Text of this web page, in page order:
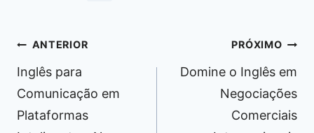
Navegação
de
Post
ANTERIOR
Inglês para
Comunicação em
Plataformas
PRÓXIMO
Domine o Inglês em
Negociações
Comerciais